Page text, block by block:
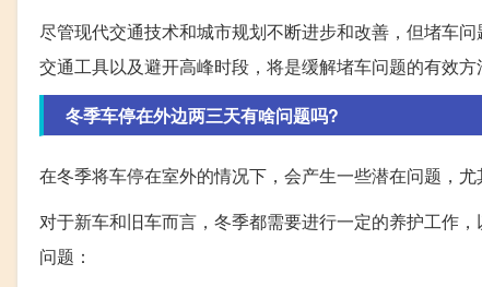
尽管现代交通技术和城市规划不断进步和改善，但堵车
交通工具以及避开高峰时段，将是缓解堵车问题的有效方
冬季车停在外边两三天有啥问题吗?
在冬季将车停在室外的情况下，会产生一些潜在问题，尤
对于新车和旧车而言，冬季都需要进行一定的养护工作
问题：